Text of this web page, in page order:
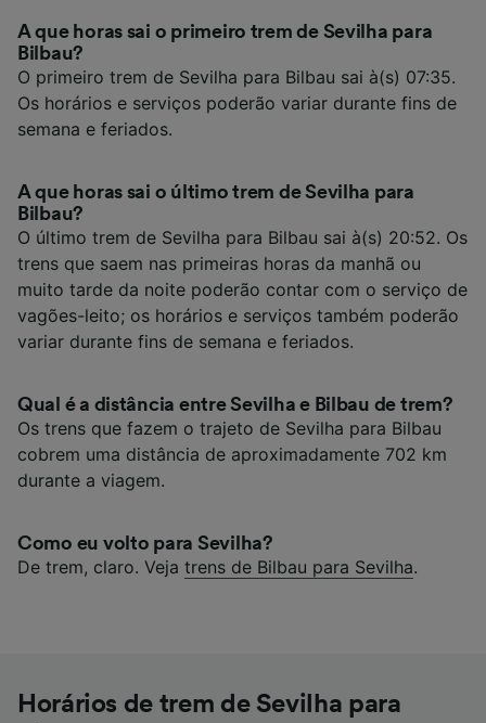
A que horas sai o primeiro trem de Sevilha para
Bilbau?
O primeiro trem de Sevilha para Bilbau sai à(s) 07:35.
Os horários e serviços poderão variar durante fins de
semana e feriados.
A que horas sai o último trem de Sevilha para
Bilbau?
O último trem de Sevilha para Bilbau sai à(s) 20:52. Os
trens que saem nas primeiras horas da manhã ou
muito tarde da noite poderão contar com o serviço de
vagões-leito; os horários e serviços também poderão
variar durante fins de semana e feriados.
Qual é a distância entre Sevilha e Bilbau de trem?
Os trens que fazem o trajeto de Sevilha para Bilbau
cobrem uma distância de aproximadamente 702 km
durante a viagem.
Como eu volto para Sevilha?
De trem, claro. Veja trens de Bilbau para Sevilha.
Horários de trem de Sevilha para